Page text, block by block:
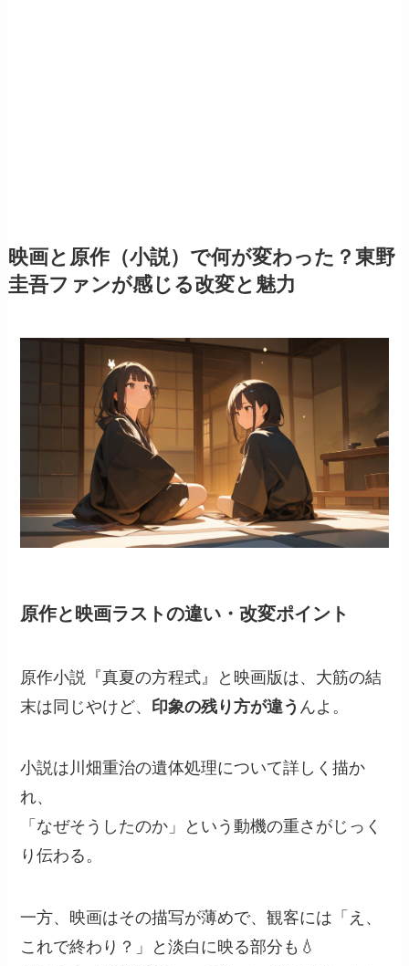
映画と原作（小説）で何が変わった？東野
圭吾ファンが感じる改変と魅力
原作と映画ラストの違い・改変ポイント
原作小説『真夏の方程式』と映画版は、大筋の結
末は同じやけど、 印象の残り方が違う んよ。
小説は川畑重治の遺体処理について詳しく描か
れ、
「なぜそうしたのか」という動機の重さがじっく
り伝わる。
一方、映画はその描写が薄めで、観客には「え、
これで終わり？」と淡白に映る部分も💧